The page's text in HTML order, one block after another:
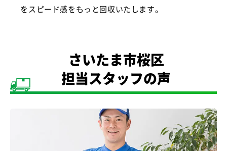
をスピード感をもっと回収いたします。
さいたま市桜区
担当スタッフの声